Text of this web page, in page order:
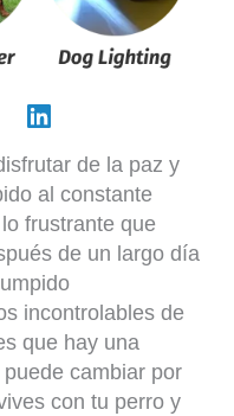
de la paz y
al constante
frustrante que
de un largo día
incontrolables de
que hay una
cambiar por
con tu perro y